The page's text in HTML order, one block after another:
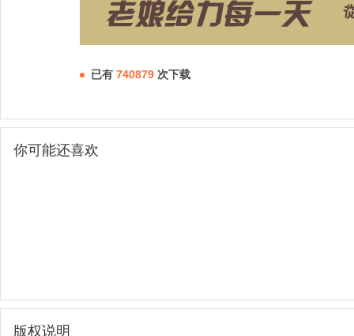
已有 740879 次下载
你可能还喜欢
版权说明